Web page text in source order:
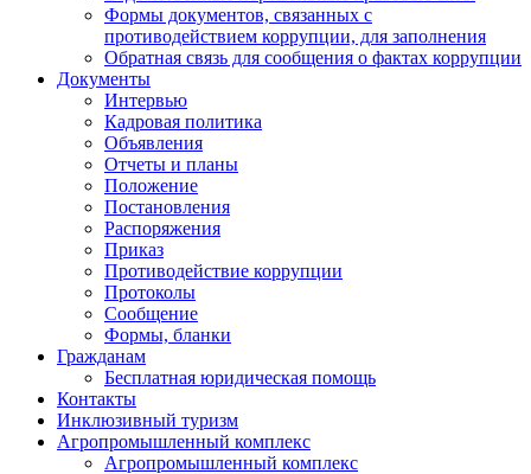
Формы документов, связанных с
противодействием коррупции, для заполнения
Обратная связь для сообщения о фактах коррупции
Документы
Интервью
Кадровая политика
Объявления
Отчеты и планы
Положение
Постановления
Распоряжения
Приказ
Противодействие коррупции
Протоколы
Сообщение
Формы, бланки
Гражданам
Бесплатная юридическая помощь
Контакты
Инклюзивный туризм
Агропромышленный комплекс
Агропромышленный комплекс